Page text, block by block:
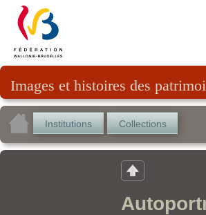
Images et histoires des
Institutions Collections